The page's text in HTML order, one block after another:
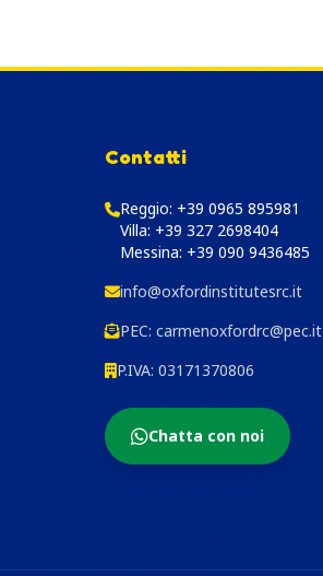
Contatti
Reggio: +39 0965 895981
Villa: +39 327 2698404
Messina: +39 090 9436485
info@oxfordinstitutesrc.it
PEC: carmenoxfordrc@pec.it
P.IVA: 03171370806
Chatta con noi